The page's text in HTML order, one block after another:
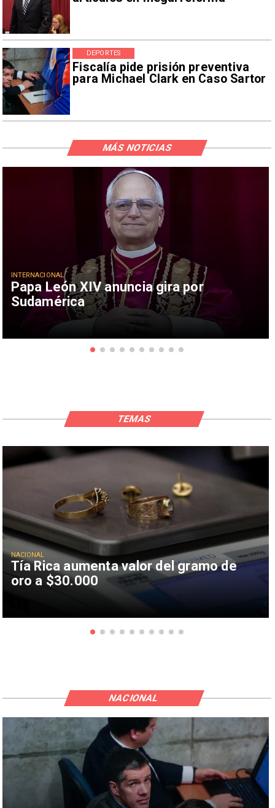
Fiscalía pide prisión preventiva
para Michael Clark en Caso Sartor
DEPORTES
Papa León XIV anuncia gira por
Sudamérica
INTERNACIONAL
MÁS NOTICIAS
Tía Rica aumenta valor del gramo de
oro a $30.000
NACIONAL
TEMAS
NACIONAL